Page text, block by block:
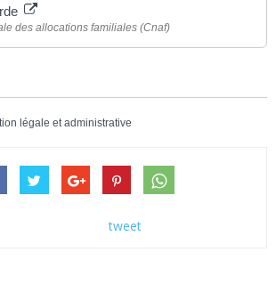
des allocations familiales (Cnaf)
légale et administrative
tweet